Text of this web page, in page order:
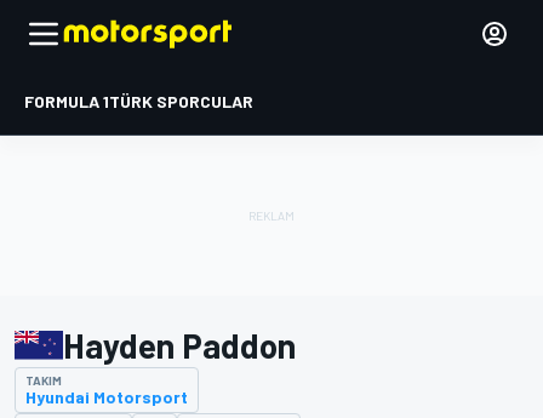
FORMULA 1TÜRK SPORCULAR
Hayden Paddon
TAKIM
Hyundai Motorsport